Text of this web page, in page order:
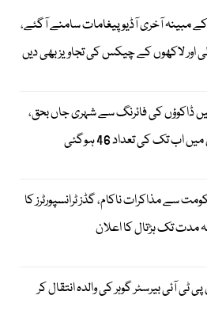
مبینہ آخری آڈیو پیغامات سامنے آگئے،
اور لاکھوں کے چیکس کی تجاویز بھی دیں
ڈاکوؤں کی فائرنگ سے شہری جاں بحق،
اب تک کی تعداد 46 ہوگئی
سے مذاکرات ناکام، گڈز ٹرانسپورٹرز کا
مدت تک ہڑتال کا اعلان
ٹی آئی بیرسٹر گوہر کی والدہ انتقال کر